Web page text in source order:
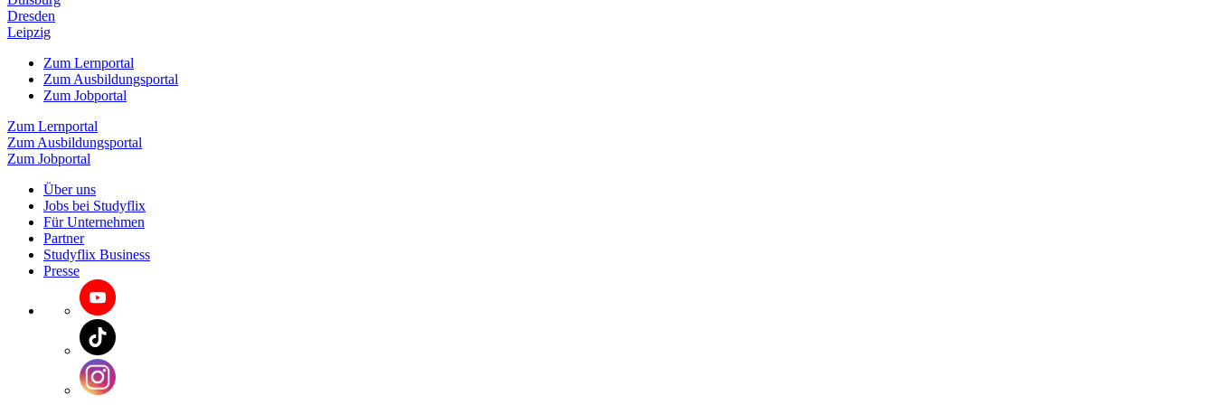
Dresden
Leipzig
Zum Lernportal
Zum Ausbildungsportal
Zum Jobportal
Zum Lernportal
Zum Ausbildungsportal
Zum Jobportal
Über uns
Jobs bei Studyflix
Für Unternehmen
Partner
Studyflix Business
Presse